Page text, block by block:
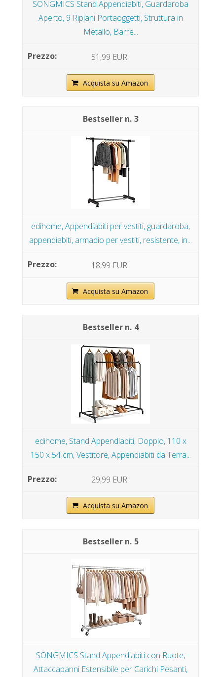
SONGMICS Stand Appendiabiti, Guardaroba
Aperto, 9 Ripiani Portaoggetti, Struttura in
Metallo, Barre...
51,99 EUR
Acquista su Amazon
3
edihome, Appendiabiti per vestiti, guardaroba,
appendiabiti, armadio per vestiti, resistente, in...
18,99 EUR
Acquista su Amazon
4
edihome, Stand Appendiabiti, Doppio, 110 x
150 x 54 cm, Vestitore, Appendiabiti da Terra...
29,99 EUR
Acquista su Amazon
5
SONGMICS Stand Appendiabiti con Ruote,
Attaccapanni Estensibile per Carichi Pesanti,